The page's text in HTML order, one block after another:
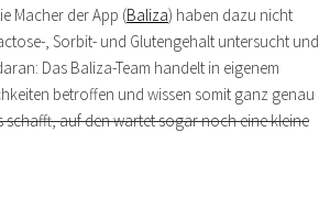
Macher der App (Baliza) haben dazu nicht
, Sorbit- und Glutengehalt untersucht und
Das Baliza-Team handelt in eigenem
betroffen und wissen somit ganz genau
schafft, auf den wartet sogar noch eine kleine